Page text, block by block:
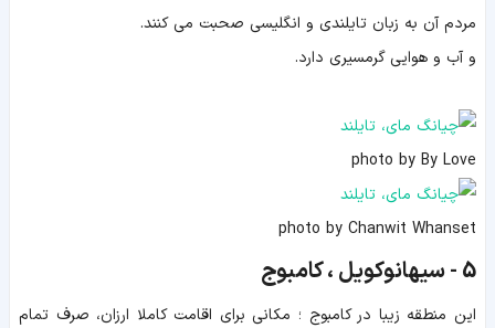
مردم آن به زبان تایلندی و انگلیسی صحبت می کنند.
و آب و هوایی گرمسیری دارد.
photo by By Love
photo by Chanwit Whanset
5 - سیهانوکویل ، کامبوج
این منطقه زیبا در کامبوج ؛ مکانی برای اقامت کاملا ارزان، صرف تمام